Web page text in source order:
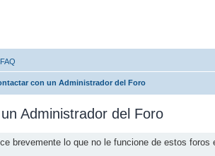
FAQ
con un Administrador del Foro
Administrador del Foro
brevemente lo que no le funcione de estos